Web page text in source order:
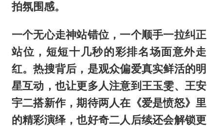
拍氛围感。
一个无心走神站错位，一个顺手一拉纠正
站位，短短十几秒的彩排名场面意外走
红。热搜背后，是观众偏爱真实鲜活的明
星互动，也让更多人注意到王玉雯、王安
宇二搭新作，期待两人在《爱是愤怒》里
的精彩演绎，也好奇二人后续还会解锁更